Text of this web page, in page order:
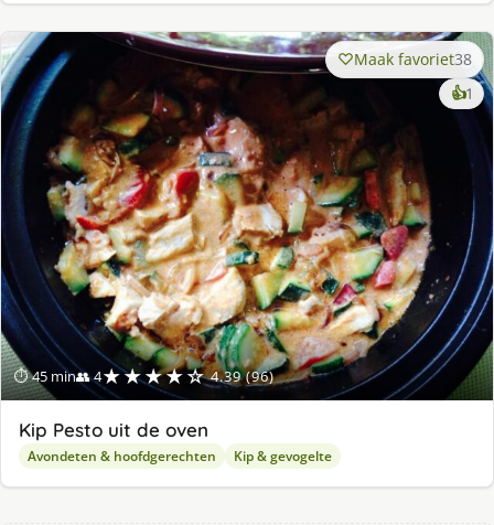
⏱ 45 min👥 4★★★★☆ 4.39 (96)
Maak favoriet38
👍1
Kip Pesto uit de oven
Avondeten & hoofdgerechten Kip & gevogelte